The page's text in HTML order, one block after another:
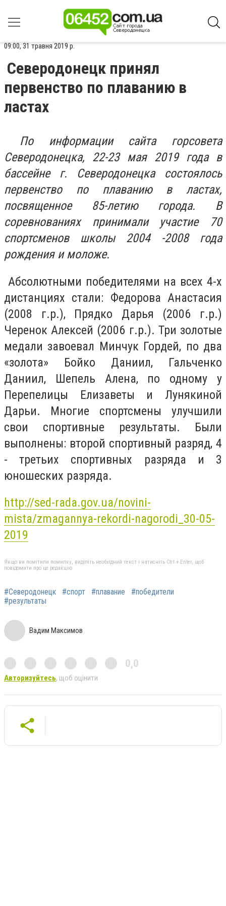
09:00, 31 травня 2019 р.
Северодонецк принял
первенство по плаванию в
ластах
По информации сайта горсовета
Северодонецка, 22-23 мая 2019 года в
бассейне г. Северодонецка состоялось
первенство по плаванию в ластах,
посвященное 85-летию города. В
соревнованиях принимали участие 70
спортсменов школы 2004 -2008 года
рождения и моложе.
Абсолютными победителями на всех 4-х
дистанциях стали: Федорова Анастасия
(2008 г.р.), Прядко Дарья (2006 г.р.)
Черенок Алексей (2006 г.р.). Три золотые
медали завоевал Минчук Гордей, по два
«золота» Бойко Даниил, Гальченко
Даниил, Шепель Алена, по одному у
Перепелицы Елизаветы и Лунякиной
Дарьи. Многие спортсмены улучшили
свои спортивные результаты. Были
выполнены: второй спортивный разряд, 4
- третьих спортивных разряда и 3
юношеских разряда.
http://sed-rada.gov.ua/novini-
mista/zmagannya-rekordi-nagorodi_30-05-
2019
Якщо ви помітили помилку, виділіть необхідний текст і натисніть Ctrl + Enter, щоб
повідомити про це редакцію
#Северодонецк #спорт #плавание
#победители
#результаты
Вадим Максимов
0,0
Авторизуйтесь, щоб оцінити